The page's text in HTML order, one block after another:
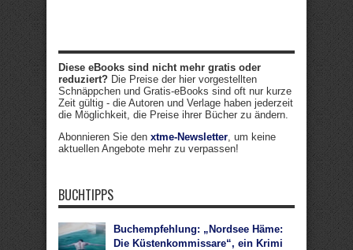
Diese eBooks sind nicht mehr gratis oder
reduziert? Die Preise der hier vorgestellten
Schnäppchen und Gratis-eBooks sind oft nur kurze
Zeit gültig - die Autoren und Verlage haben jederzeit
die Möglichkeit, die Preise ihrer Bücher zu ändern.
Abonnieren Sie den xtme-Newsletter, um keine
aktuellen Angebote mehr zu verpassen!
BUCHTIPPS
Buchempfehlung: „Nordsee Häme:
Die Küstenkommissare“, ein Krimi